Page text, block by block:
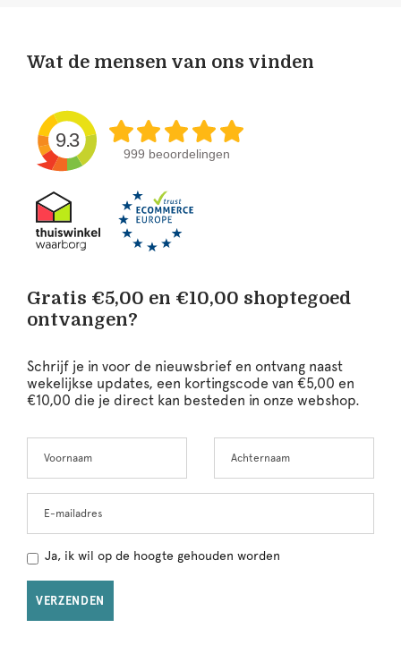
Wat de mensen van ons vinden
9.3
999 beoordelingen
Gratis €5,00 en €10,00 shoptegoed
ontvangen?
Schrijf je in voor de nieuwsbrief en ontvang naast
wekelijkse updates, een kortingscode van €5,00 en
€10,00 die je direct kan besteden in onze webshop.
this
Ja, ik wil op de hoogte gehouden worden
VERZENDEN